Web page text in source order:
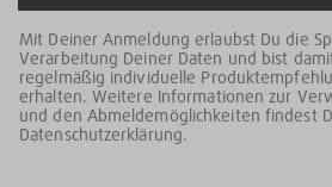
Mit Deiner Anmeldung erlaubst Du die
Verarbeitung Deiner Daten und bist
regelmäßig individuelle
erhalten. Weitere Informationen zur
und den Abmeldemöglichkeiten findest
Datenschutzerklärung.